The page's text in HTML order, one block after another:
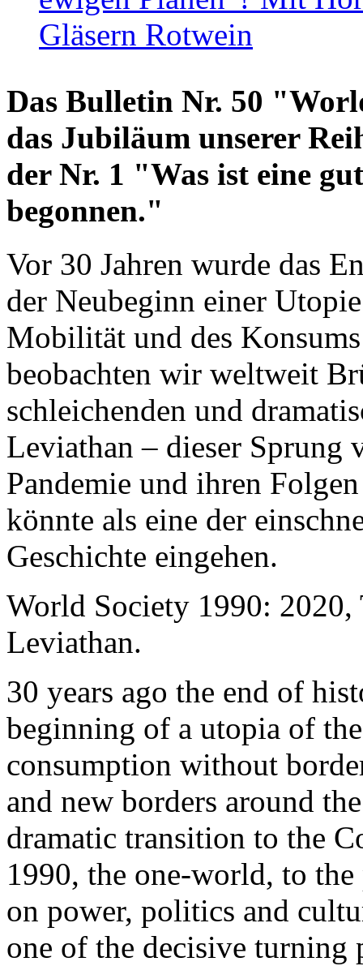
Gläsern Rotwein
Das Bulletin Nr. 50
das Jubiläum unserer
der Nr. 1 "Was ist eine
begonnen."
Vor 30 Jahren wurde das
der Neubeginn einer
Mobilität und des
beobachten wir weltweit
schleichenden und
Leviathan – dieser Sprung
Pandemie und ihren
könnte als eine der
Geschichte eingehen.
World Society 1990: 2020,
Leviathan.
30 years ago the end of
beginning of a utopia of
consumption without
and new borders around
dramatic transition to the
1990, the one-world, to the
on power, politics and
one of the decisive turning